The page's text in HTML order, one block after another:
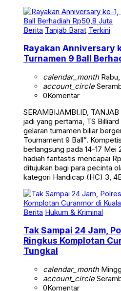
Berita Tanjab Barat Terkini
Rayakan Anniversary
Turnamen 9 Ball
calendar_monthRabu,
account_circle
0Komentar
SERAMBIJAMBI.ID,
jadi yang pertama, TS
gelaran turnamen biliar
Tournament 9 Ball”.
berlangsung pada 14-17 Mei
hadiah fantastis mencapai
ditujukan bagi para pecinta
kategori Handicap (HC) 3,
Berita Hukum & Kriminal
Tak Sampai 24 Jam,
Ringkus Komplotan
Tungkal
calendar_month
account_circle
0Komentar